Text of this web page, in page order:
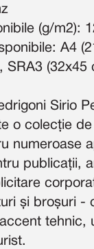
(g/m2):
A4
SRA3 (32x45
Sirio
o colecție
numeroase
publicații,
și broșuri -
tehnic,